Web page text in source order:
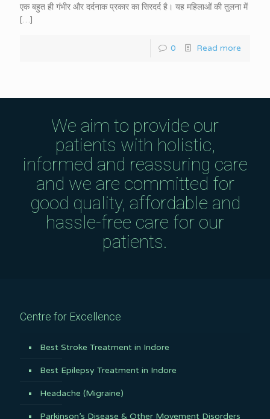
एक बहुत ही गंभीर और दर्दनाक प्रकार का सिरदर्द है। यह महिलाओं की तुलना में
[…]
0 Read more
We aim to provide our
patients with holistic,
informed and reassuring care
and we are committed for
good quality, affordable and
hassle-free care for our
patients.
Centre for Excellence
Best Stroke Treatment in Indore
Best Epilepsy Treatment in Indore
Headache (Migraine)
Parkinson’s Disease & Other Movement Disorders